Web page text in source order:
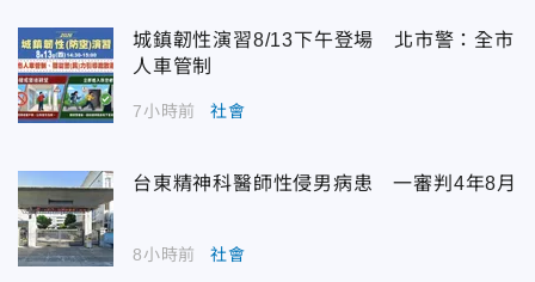
城鎮韌性演習8/13下午登場 北市警：全市
人車管制
7小時前 社會
台東精神科醫師性侵男病患 一審判4年8月
8小時前 社會